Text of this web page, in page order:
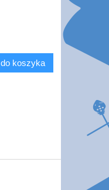
do koszyka